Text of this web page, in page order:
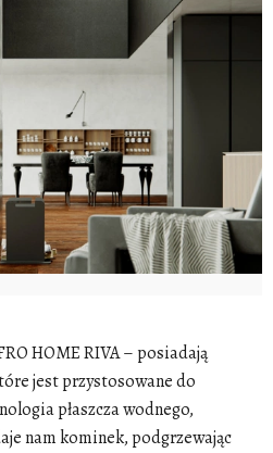
HOME RIVA – posiadają
jest przystosowane do
płaszcza wodnego,
nam kominek, podgrzewając